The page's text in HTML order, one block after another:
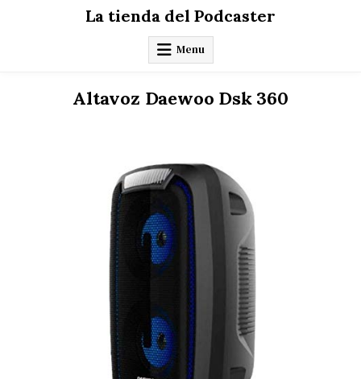
La tienda del Podcaster
Menu
Altavoz Daewoo Dsk 360